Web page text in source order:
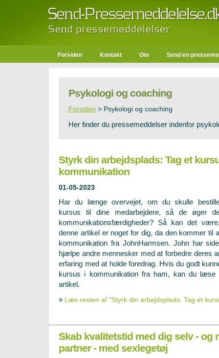
Forsiden Kontakt Om Send en
Psykologi og coaching
Forsiden > Psykologi og coaching
Her finder du pressemeddelser indenfor
Styrk din arbejdsplads: Tag et
kommunikation
01-05-2023
Har du længe overvejet, om du skulle
kursus til dine medarbejdere, så de øger
kommunikationsfærdigheder? Så kan det
denne artikel er noget for dig, da den kommer til
kommunikation fra JohnHarmsen. John har
hjælpe andre mennesker med at forbedre deres
erfaring med at holde foredrag. Hvis du godt
kursus i kommunikation fra ham, kan du
artikel.
» Læs resten af "Styrk din arbejdsplads: Tag et
Skab kvalitetstid med dig selv - og
partner - med sexlegetøj